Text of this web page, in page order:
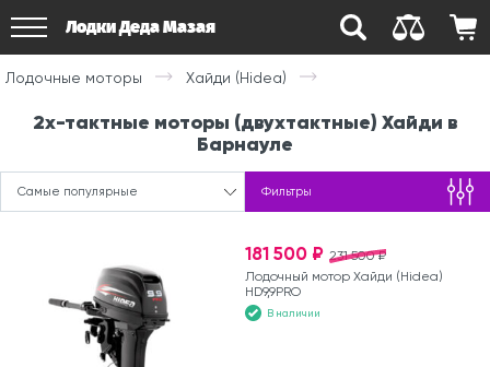
Лодки Деда Мазая
Лодочные моторы Хайди (Hidea)
2х-тактные моторы (двухтактные) Хайди в
Барнауле
Самые популярные Фильтры
231 500 ₽
181 500 ₽
Лодочный мотор Хайди (Hidea)
HD9,9PRO
В наличии